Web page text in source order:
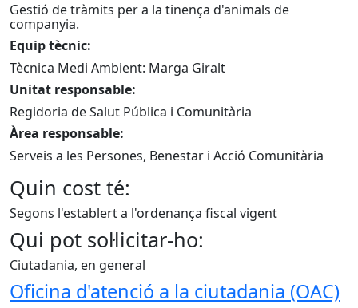
Gestió de tràmits per a la tinença d'animals de
companyia.
Equip tècnic:
Tècnica Medi Ambient: Marga Giralt
Unitat responsable:
Regidoria de Salut Pública i Comunitària
Àrea responsable:
Serveis a les Persones, Benestar i Acció Comunitària
Quin cost té:
Segons l'establert a l'ordenança fiscal vigent
Qui pot sol·licitar-ho:
Ciutadania, en general
Oficina d'atenció a la ciutadania (OAC)